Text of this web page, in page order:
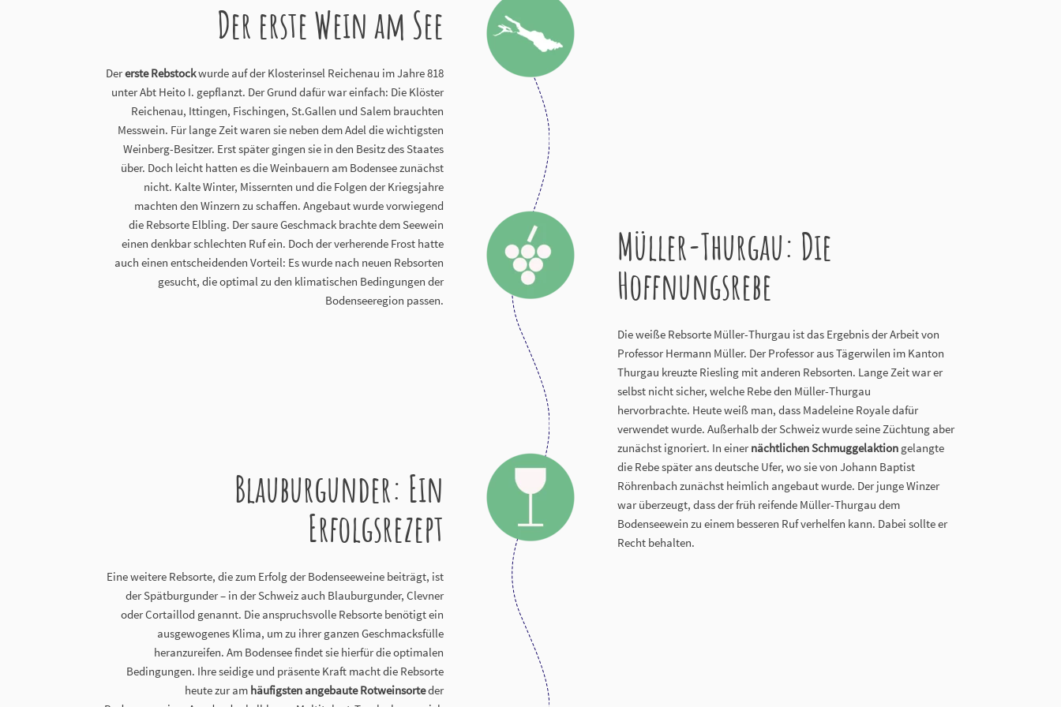
Der erste Wein am See
Dererste Rebstockwurde auf der Klosterinsel Reichenau im Jahre 818
unter Abt Heito I. gepflanzt. Der Grund dafür war einfach: Die Klöster
Reichenau, Ittingen, Fischingen, St.Gallen und Salem brauchten
Messwein. Für lange Zeit waren sie neben dem Adel die wichtigsten
Weinberg-Besitzer. Erst später gingen sie in den Besitz des Staates
über. Doch leicht hatten es die Weinbauern am Bodensee zunächst
nicht. Kalte Winter, Missernten und die Folgen der Kriegsjahre
machten den Winzern zu schaffen. Angebaut wurde vorwiegend
die Rebsorte Elbling. Der saure Geschmack brachte dem Seewein
einen denkbar schlechten Ruf ein. Doch der verherende Frost hatte
auch einen entscheidenden Vorteil: Es wurde nach neuen Rebsorten
gesucht, die optimal zu den klimatischen Bedingungen der
Bodenseeregion passen.
Müller-Thurgau: Die
Hoffnungsrebe
Die weiße Rebsorte Müller-Thurgau ist das Ergebnis der Arbeit von
Professor Hermann Müller. Der Professor aus Tägerwilen im Kanton
Thurgau kreuzte Riesling mit anderen Rebsorten. Lange Zeit war er
selbst nicht sicher, welche Rebe den Müller-Thurgau
hervorbrachte. Heute weiß man, dass Madeleine Royale dafür
verwendet wurde. Außerhalb der Schweiz wurde seine Züchtung aber
zunächst ignoriert. In einernächtlichen Schmuggelaktion gelangte
die Rebe später ans deutsche Ufer, wo sie von Johann Baptist
Röhrenbach zunächst heimlich angebaut wurde. Der junge Winzer
war überzeugt, dass der früh reifende Müller-Thurgau dem
Bodenseewein zu einem besseren Ruf verhelfen kann. Dabei sollte er
Recht behalten.
Blauburgunder: Ein
Erfolgsrezept
Eine weitere Rebsorte, die zum Erfolg der Bodenseeweine beiträgt, ist
der Spätburgunder – in der Schweiz auch Blauburgunder, Clevner
oder Cortaillod genannt. Die anspruchsvolle Rebsorte benötigt ein
ausgewogenes Klima, um zu ihrer ganzen Geschmacksfülle
heranzureifen. Am Bodensee findet sie hierfür die optimalen
Bedingungen. Ihre seidige und präsente Kraft macht die Rebsorte
heute zur am häufigsten angebaute Rotweinsorteder